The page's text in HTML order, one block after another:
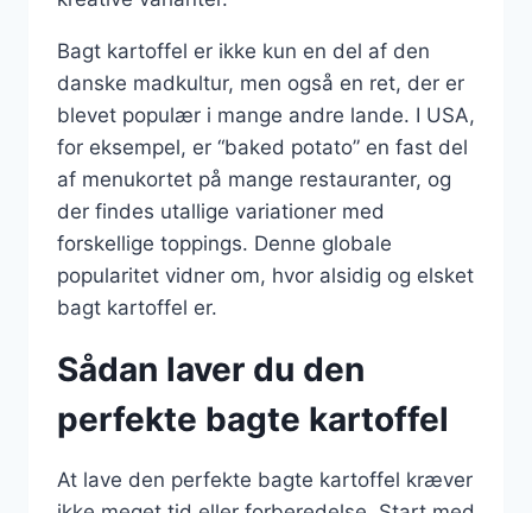
Bagt kartoffel er ikke kun en del af den
danske madkultur, men også en ret, der er
blevet populær i mange andre lande. I USA,
for eksempel, er “baked potato” en fast del
af menukortet på mange restauranter, og
der findes utallige variationer med
forskellige toppings. Denne globale
popularitet vidner om, hvor alsidig og elsket
bagt kartoffel er.
Sådan laver du den
perfekte bagte kartoffel
At lave den perfekte bagte kartoffel kræver